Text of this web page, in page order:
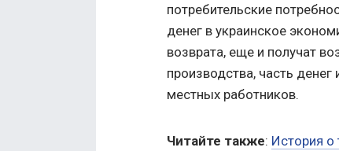
потребительские
денег в украинское
возврата, еще и получат
производства, часть
местных работников.
Читайте также: История о